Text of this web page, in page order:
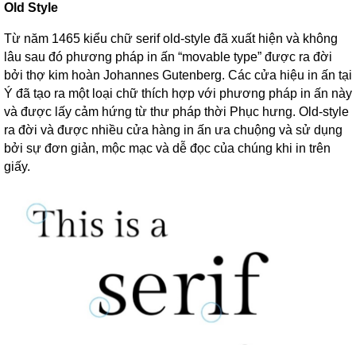
Old Style
Từ năm 1465 kiểu chữ serif old-style đã xuất hiện và không
lâu sau đó phương pháp in ấn “movable type” được ra đời
bởi thợ kim hoàn Johannes Gutenberg. Các cửa hiệu in ấn tại
Ý đã tạo ra một loại chữ thích hợp với phương pháp in ấn này
và được lấy cảm hứng từ thư pháp thời Phục hưng. Old-style
ra đời và được nhiều cửa hàng in ấn ưa chuộng và sử dụng
bởi sự đơn giản, mộc mạc và dễ đọc của chúng khi in trên
giấy.